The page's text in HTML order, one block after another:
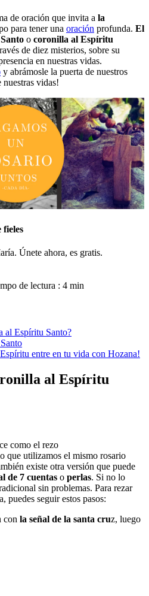
de oración que invita a la
para tener una oración profunda. El
o coronilla al Espíritu
de diez misterios, sobre su
en nuestras vidas.
y abrámosle la puerta de nuestros
nuestras vidas!
fieles
Únete ahora, es gratis.
de lectura : 4 min
al Espíritu Santo?
entre en tu vida con Hozana!
al Espíritu
como el rezo
que utilizamos el mismo rosario
existe otra versión que puede
de 7 cuentas o perlas. Si no lo
sin problemas. Para rezar
puedes seguir estos pasos:
con la señal de la santa cruz, luego